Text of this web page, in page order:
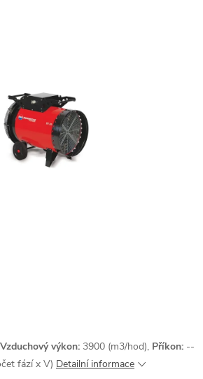
Vzduchový výkon: 3900 (m3/hod), Příkon: --
fází x V) Detailní informace